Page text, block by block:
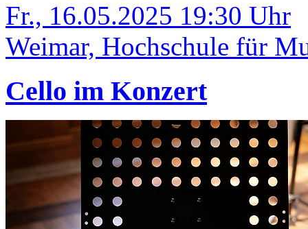
Fr., 16.05.2025 19:30 Uhr
Weimar, Hochschule für
Cello im Konzert